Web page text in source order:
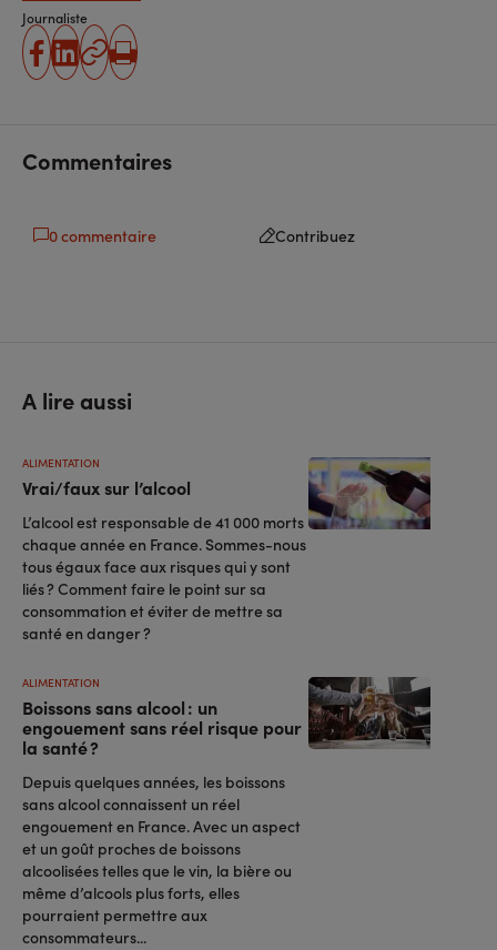
Journaliste
partager
partager
Copier
Imprimer
Commentaires
0 commentaire Contribuez
A lire aussi
Vrai/faux sur l’alcool
ALIMENTATION
L’alcool est responsable de 41 000 morts
chaque année en France. Sommes-nous
tous égaux face aux risques qui y sont
liés ? Comment faire le point sur sa
consommation et éviter de mettre sa
santé en danger ?
Boissons sans alcool : un
engouement sans réel risque pour
la santé ?
ALIMENTATION
Depuis quelques années, les boissons
sans alcool connaissent un réel
engouement en France. Avec un aspect
et un goût proches de boissons
alcoolisées telles que le vin, la bière ou
même d’alcools plus forts, elles
pourraient permettre aux
consommateurs...